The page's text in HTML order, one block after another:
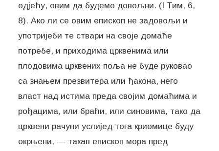
одјећу, овим да будемо довољни. (I Тим, 6,
8). Ако ли се овим епископ не задовољи и
употријеби те ствари на своје домаће
потребе, и приходима црквенима или
плодовима црквених поља не буде руковао
са знањем презвитера или ђакона, него
власт над истима преда својим домаћима и
рођацима, или браћи, или синовима, тако да
црквени рачуни услијед тога криомице буду
окрњени, — такав епископ мора пред